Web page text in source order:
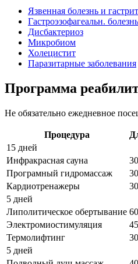
Язвенная болезнь и гастрит
Гастроэзофагеальн. болезнь
Дисбактериоз
Микробиом
Холецистит
Паразитарные заболевания
Программа
Не обязательно ежедневное
Процедура
15 дней
Инфракрасная сауна
Програмный гидромассаж
Кардиотренажеры
5 дней
Липолитическое обертывание
Электромиостимуляция
Термолифтинг
5 дней